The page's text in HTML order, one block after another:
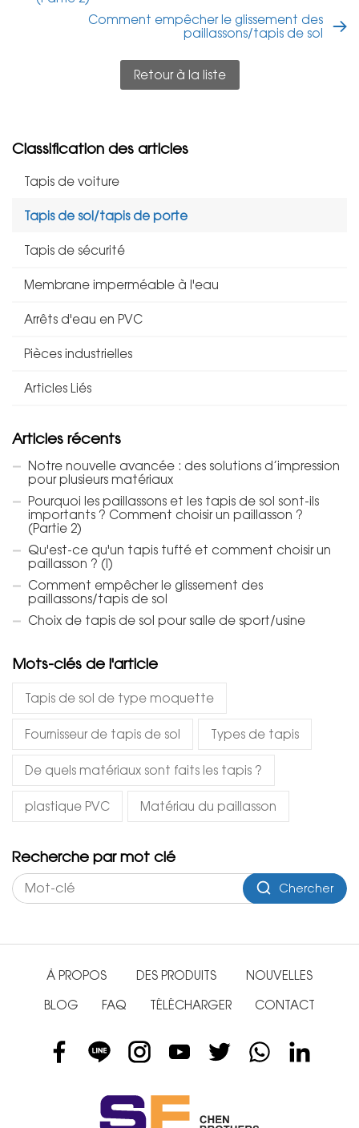
Comment empêcher le glissement des
paillassons/tapis de sol
Retour à la liste
Classification des articles
Tapis de voiture
Tapis de sol/tapis de porte
Tapis de sécurité
Membrane imperméable à l'eau
Arrêts d'eau en PVC
Pièces industrielles
Articles Liés
Articles récents
Notre nouvelle avancée : des solutions d’impression
pour plusieurs matériaux
Pourquoi les paillassons et les tapis de sol sont-ils
importants ? Comment choisir un paillasson ?
(Partie 2)
Qu'est-ce qu'un tapis tufté et comment choisir un
paillasson ? (I)
Comment empêcher le glissement des
paillassons/tapis de sol
Choix de tapis de sol pour salle de sport/usine
Mots-clés de l'article
Tapis de sol de type moquette
Fournisseur de tapis de sol Types de tapis
De quels matériaux sont faits les tapis ?
plastique PVC Matériau du paillasson
Recherche par mot clé
Chercher
À PROPOS DES PRODUITS NOUVELLES
BLOG FAQ TÉLÉCHARGER CONTACT